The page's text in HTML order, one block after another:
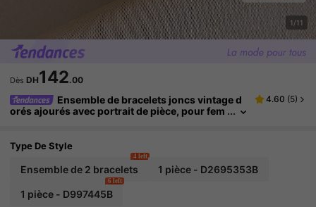
1/11
Dès DH142.00
Ensemble de bracelets joncs vintage d
orés ajourés avec portrait de pièce, pour fem
s, les anniversaires et la Saint-Valentin
4.60 (5)
Type De Style
Ensemble de 2 bracelets
4 left
1 pièce - D2695353B
1 pièce - D997445B
6 left